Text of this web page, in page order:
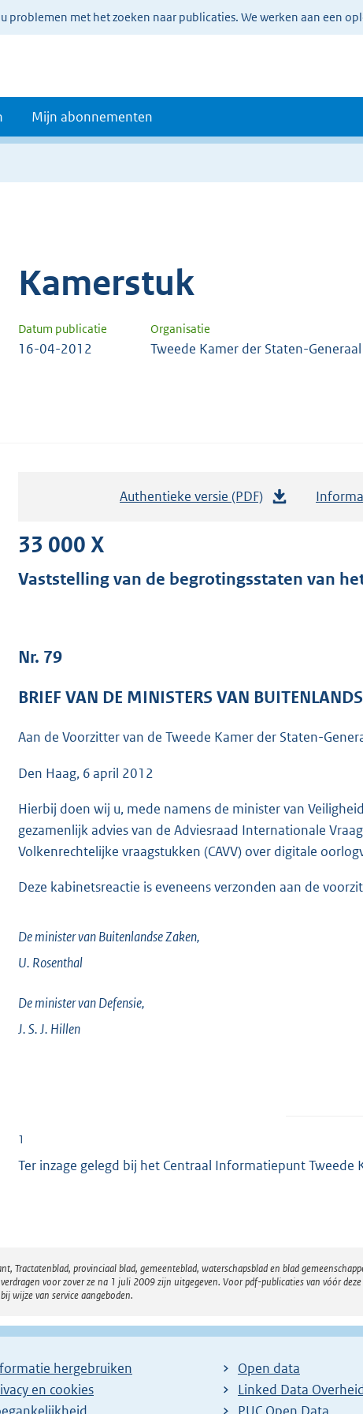
problemen met het zoeken naar publicaties. We werken aan een
Mijn abonnementen
Kamerstuk
Datum publicatie Organisatie
16-04-2012 Tweede Kamer der Staten-Generaal
Authentieke versie (PDF)
a
r
o
:
3
9
33 000 X
Vaststelling van de begrotingsstaten van
Nr. 79
BRIEF VAN DE MINISTERS VAN
Aan de Voorzitter van de Tweede Kamer der Staten-
Den Haag, 6 april 2012
Hierbij doen wij u, mede namens de minister van
gezamenlijk advies van de Adviesraad Internationale
Volkenrechtelijke vraagstukken (CAVV) over digitale
Deze kabinetsreactie is eveneens verzonden aan de
De minister van Buitenlandse Zaken,
U. Rosenthal
De minister van Defensie,
J. S. J. Hillen
1
Ter inzage gelegd bij het Centraal Informatiepunt Tweede
Tractatenblad, provinciaal blad, gemeenteblad, waterschapsblad en blad
voor zover ze na 1 juli 2009 zijn uitgegeven. Voor pdf-publicaties van vóór
wijze van service aangeboden.
hergebruiken
en cookies
Open data
Linked Data
PUC Open Data